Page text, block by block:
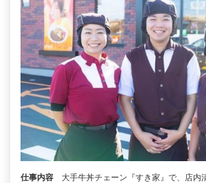
仕事内容
大手牛丼チェーン『すき家』で、店内